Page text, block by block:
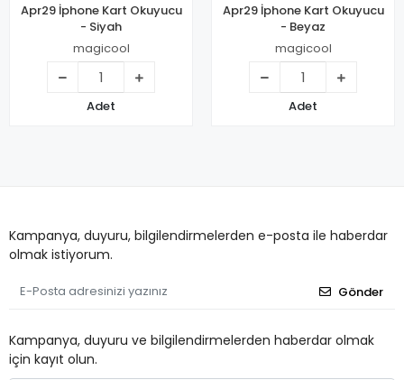
Apr29 İphone Kart Okuyucu
- Siyah
magicool
Adet
Apr29 İphone Kart Okuyucu
- Beyaz
magicool
Adet
Kampanya, duyuru, bilgilendirmelerden e-posta ile haberdar
olmak istiyorum.
Gönder
Kampanya, duyuru ve bilgilendirmelerden haberdar olmak
için kayıt olun.